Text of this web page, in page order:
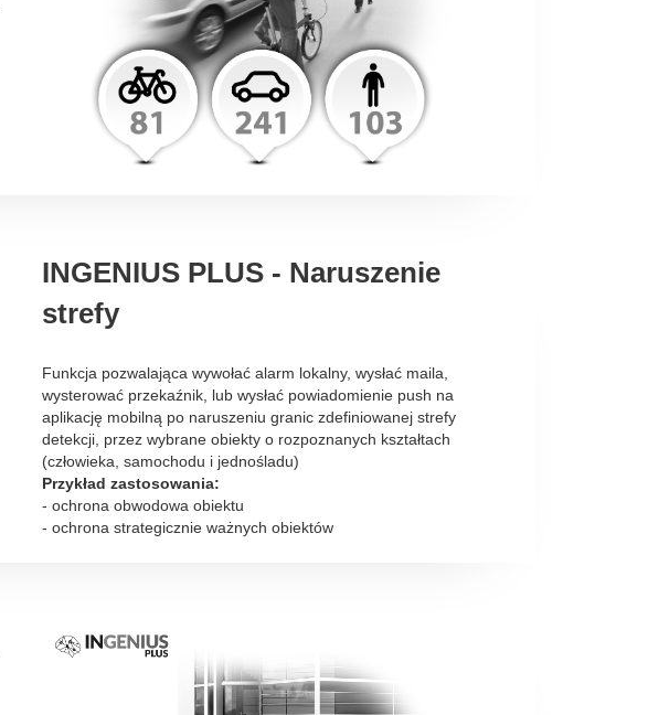
INGENIUS PLUS - Naruszenie
strefy
Funkcja pozwalająca wywołać alarm lokalny, wysłać maila,
wysterować przekaźnik, lub wysłać powiadomienie push na
aplikację mobilną po naruszeniu granic zdefiniowanej strefy
detekcji, przez wybrane obiekty o rozpoznanych kształtach
(człowieka, samochodu i jednośladu)
Przykład zastosowania:
- ochrona obwodowa obiektu
- ochrona strategicznie ważnych obiektów